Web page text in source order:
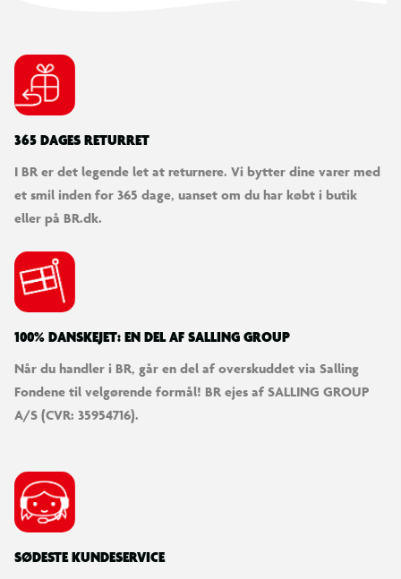
365 DAGES RETURRET
I BR er det legende let at returnere. Vi bytter dine varer med
et smil inden for 365 dage, uanset om du har købt i butik
eller på BR.dk.
100% DANSKEJET: EN DEL AF SALLING GROUP
Når du handler i BR, går en del af overskuddet via Salling
Fondene til velgørende formål! BR ejes af SALLING GROUP
A/S (CVR: 35954716).
SØDESTE KUNDESERVICE